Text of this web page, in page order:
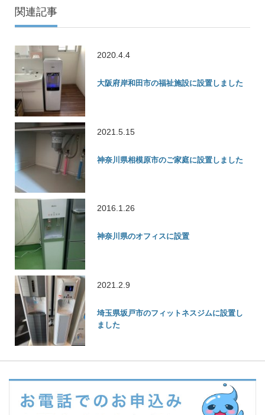
関連記事
2020.4.4
大阪府岸和田市の福祉施設に設置しました
2021.5.15
神奈川県相模原市のご家庭に設置しました
2016.1.26
神奈川県のオフィスに設置
2021.2.9
埼玉県坂戸市のフィットネスジムに設置し
ました